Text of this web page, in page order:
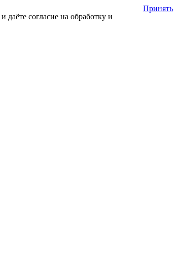
и даёте согласие на обработку и
Принять